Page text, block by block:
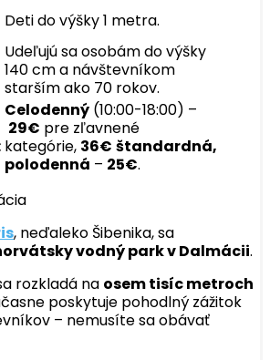
Deti do výšky 1 metra.
Udeľujú sa osobám do výšky
140 cm a návštevníkom
starším ako 70 rokov.
Celodenný (10:00-18:00) –
29€ pre zľavnené
kategórie, 36€ štandardná,
polodenná – 25€.
, neďaleko Šibenika, sa
vodný park v Dalmácii.
rozkladá na osem tisíc metroch
poskytuje pohodlný zážitok
– nemusíte sa obávať